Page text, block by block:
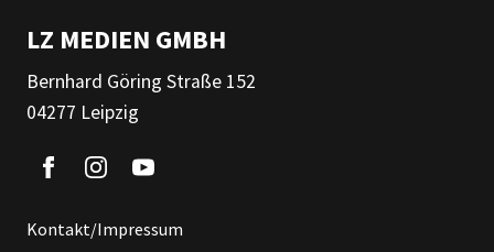
LZ MEDIEN GMBH
Bernhard Göring Straße 152
04277 Leipzig
Kontakt/Impressum